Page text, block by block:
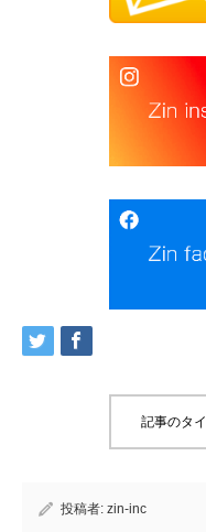
記事のタ
投稿者: zin-inc